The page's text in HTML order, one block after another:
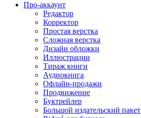
Про-аккаунт
Редактор
Корректор
Простая верстка
Сложная верстка
Дизайн обложки
Иллюстрации
Тираж книги
Аудиокнига
Офлайн-продажи
Продвижение
Буктрейлер
Большой издательский пакет